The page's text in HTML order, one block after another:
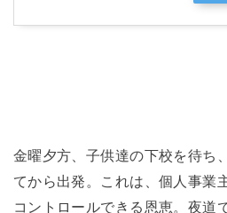
金曜夕方、子供達の下校を待ち
てから出発。これは、個人事業
コントロールできる恩恵。夜道